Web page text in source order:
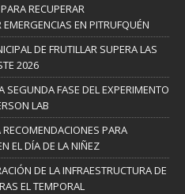
RECUPERAR
EN PITRUFQUÉN
DE FRUTILLAR SUPERA LAS
2026
SEGUNDA FASE DEL EXPERIMENTO
LAB
PARA
EL DÍA DE LA NIÑEZ
DE LA INFRAESTRUCTURA DE
EL TEMPORAL